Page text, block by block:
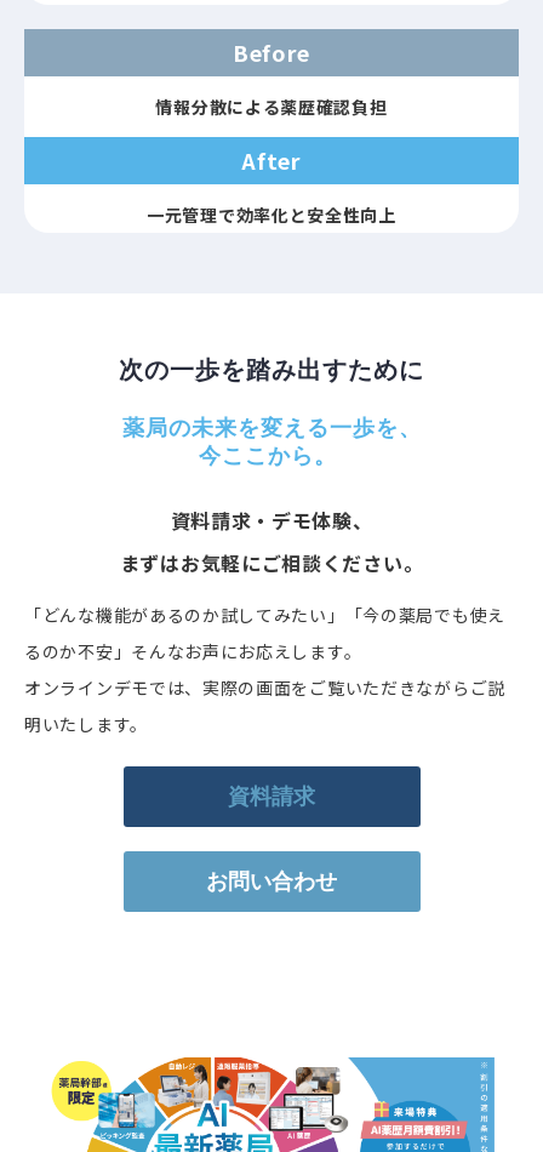
Before
情報分散による薬歴確認負担
After
一元管理で効率化と安全性向上
次の一歩を踏み出すために
薬局の未来を変える一歩を、
今ここから。
資料請求・デモ体験、
まずはお気軽にご相談ください。
「どんな機能があるのか試してみたい」「今の薬局でも使え
るのか不安」そんなお声にお応えします。
オンラインデモでは、実際の画面をご覧いただきながらご説
明いたします。
資料請求
お問い合わせ